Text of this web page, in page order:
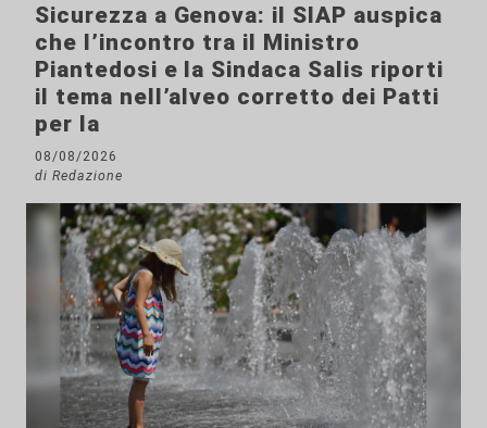
Sicurezza a Genova: il SIAP auspica
che l’incontro tra il Ministro
Piantedosi e la Sindaca Salis riporti
il tema nell’alveo corretto dei Patti
per la
08/08/2026
di Redazione